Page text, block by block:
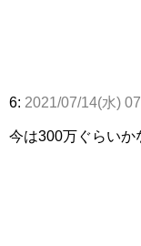
6: 2021/07/14(水)
今は300万ぐらいか